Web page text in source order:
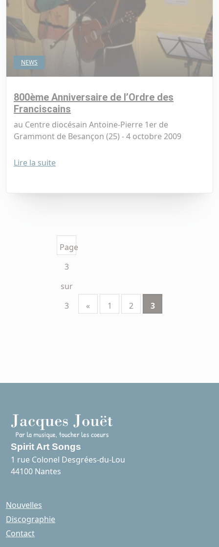
NEWS
800ème Anniversaire de l’Ordre des
Franciscains
au Centre diocésain Antoine-Pierre 1er de
Grammont de Besançon (25) - 4 octobre 2009
Lire la suite
Page
3
sur
3
« 1 2 3
Spirit Art Songs
1 rue Colonel Desgrées-du-Lou
44100 Nantes
Nouvelles
Discographie
Contact